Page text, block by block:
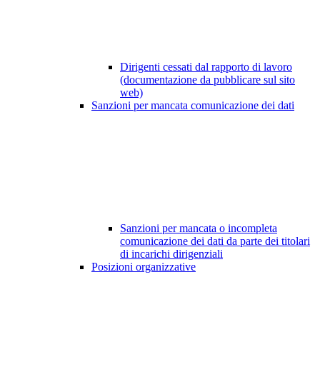
Dirigenti cessati dal rapporto di lavoro
(documentazione da pubblicare sul sito
web)
Sanzioni per mancata comunicazione dei dati
Sanzioni per mancata o incompleta
comunicazione dei dati da parte dei titolari
di incarichi dirigenziali
Posizioni organizzative